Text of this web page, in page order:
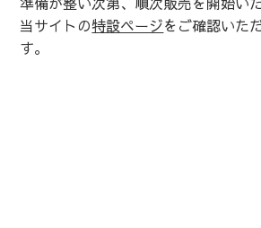
当サイトの特設ページをご確認いた
す。